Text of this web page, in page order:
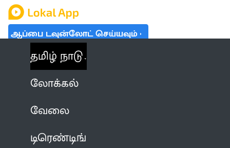
ஆப்பை டவுன்லோட் செய்யவும்
தமிழ் நாடு
லோக்கல்
வேலை
டிரெண்டிங்